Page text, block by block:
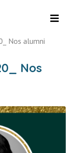
Nos alumni
Nos